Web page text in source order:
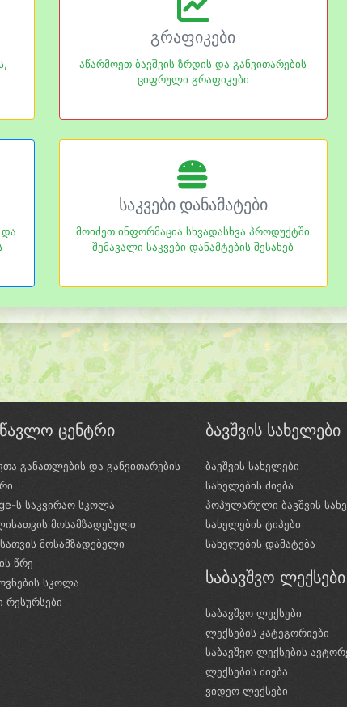
გრაფიკები
აწარმოეთ ბავშვის ზრდის და განვითარების
ციფრული გრაფიკები
და
საკვები დანამატები
მოიძეთ ინფორმაცია სხვადასხვა პროდუქტში
შემავალი საკვები დანამტების შესახებ
ცენტრი
განათლების და განვითარების
ს საკვირაო სკოლა
მოსამზადებელი
მოსამზადებელი
წრე
სკოლა
რესურსები
ბავშვის სახელები
ბავშვის სახელები
სახელების ძიება
პოპულარული ბავშვის
სახელების ტიპები
სახელების დამატება
საბავშვო ლექსები
საბავშვო ლექსები
ლექსების კატეგორიები
საბავშვო ლექსების
ლექსების ძიება
ვიდეო ლექსები